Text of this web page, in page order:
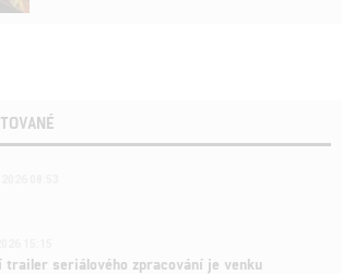
seriálového zpracování je venku